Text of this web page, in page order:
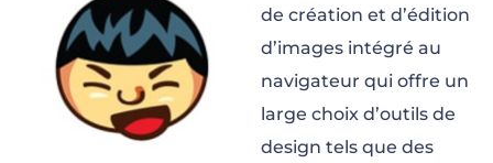
de création et d’édition
d’images intégré au
navigateur qui offre un
large choix d’outils de
design tels que des